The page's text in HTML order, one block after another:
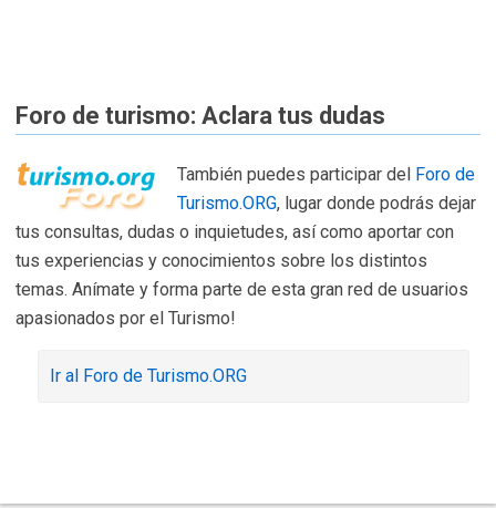
Foro de turismo: Aclara tus dudas
También puedes participar del Foro de
Turismo.ORG, lugar donde podrás dejar
tus consultas, dudas o inquietudes, así como aportar con
tus experiencias y conocimientos sobre los distintos
temas. Anímate y forma parte de esta gran red de usuarios
apasionados por el Turismo!
Ir al Foro de Turismo.ORG